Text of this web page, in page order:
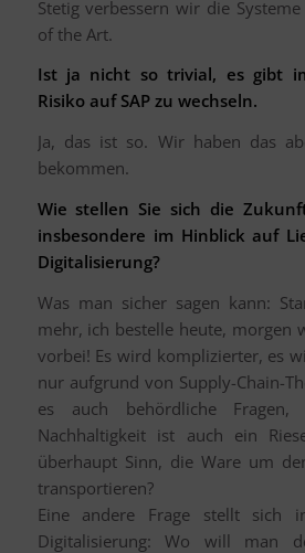
Stetig verbessern wir die
of the Art.
Ist ja nicht so trivial, es gibt
Risiko auf SAP zu wechseln.
Ja, das ist so. Wir haben das
bekommen.
Wie stellen Sie sich die
insbesondere im Hinblick auf
Digitalisierung?
Was man sicher sagen kann:
mehr, ich bestelle heute, morgen
vorbei! Es wird komplizierter, es
nur aufgrund von Supply-Chain-
es auch behördliche Fragen,
Nachhaltigkeit ist auch ein
überhaupt Sinn, die Ware um
transportieren?
Eine andere Frage stellt sich
Digitalisierung: Wo will man